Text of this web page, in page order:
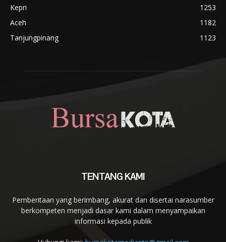
Kepri
1253
Aceh
1182
Tanjungpinang
1123
TENTANG KAMI
Pemberitaan yang berimbang, akurat dan disertai narasumber
berkompeten menjadi dasar kami dalam menyampaikan
informasi kepada publik